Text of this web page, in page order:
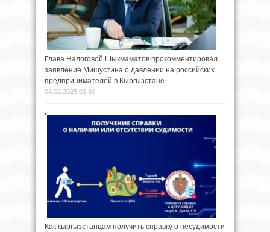
Глава Налоговой Шыкмаматов прокомментировал
заявление Мишустина о давлении на российских
предпринимателей в Кыргызстане
04.02.2025 03:30
Как кыргызстанцам получить справку о несудимости